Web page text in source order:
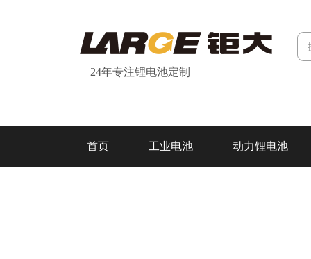
24年专注锂电池定制
首页 工业电池 动力锂电池